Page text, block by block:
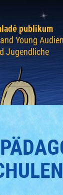
publikum
Young
Jugendliche